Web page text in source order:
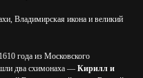
Владимирская икона и великий
года из Московского
два схимонаха — Кирилл и